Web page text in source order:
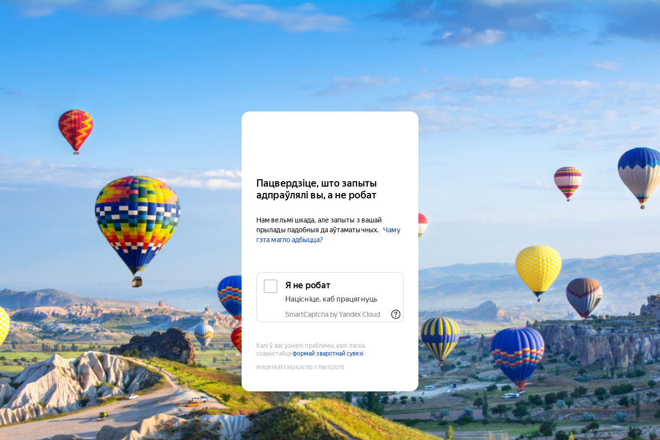
Пацвердзіце, што запыты
адпраўлялі вы, а не робат
Нам вельмі шкада, але запыты з вашай
прылады падобныя да аўтаматычных.
Чаму
гэта магло адбыцца?
Я не робат
Націсніце, каб працягнуць
SmartCaptcha by Yandex Cloud
Калі ў вас узніклі праблемы, калі ласка,
скарыстайцеформай зваротнай сувязі
9182816851382424793:1786102075